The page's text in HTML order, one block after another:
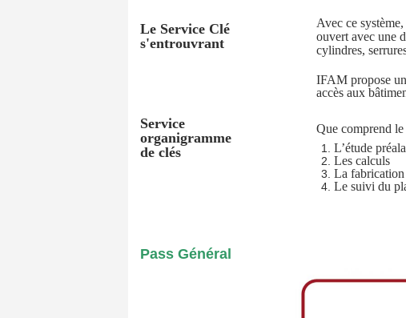
Le Service Clé
s'entrouvrant
Avec ce
ouvert avec une
cylindres,
Service
organigramme
de clés
IFAM propose
accès aux
Que comprend
L’étude
Les calculs
La fabrication
Le suivi du
Pass Général